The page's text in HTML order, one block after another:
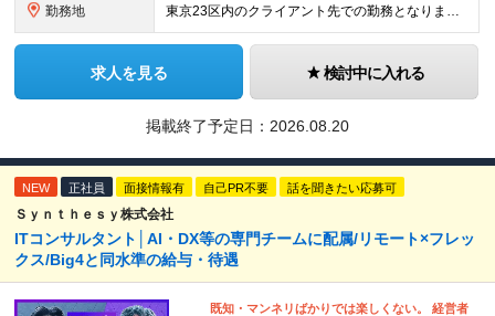
勤務地 東京23区内のクライアント先での勤務となります。 ※経験やスキル、通勤時間などの希望を考慮の上、勤務地を決定します。 ≪本社≫ 東京都品川区東品川4-12-8 品川シーサイドイーストタワー15階
求人を見る 検討中に入れる
掲載終了予定日： 2026.08.20
NEW 正社員 面接情報有 自己PR不要 話を聞きたい応募可
Ｓｙｎｔｈｅｓｙ株式会社
ITコンサルタント│AI・DX等の専門チームに配属/リモート×フレッ
クス/Big4と同水準の給与・待遇
既知・マンネリばかりでは楽しくない。 経営者